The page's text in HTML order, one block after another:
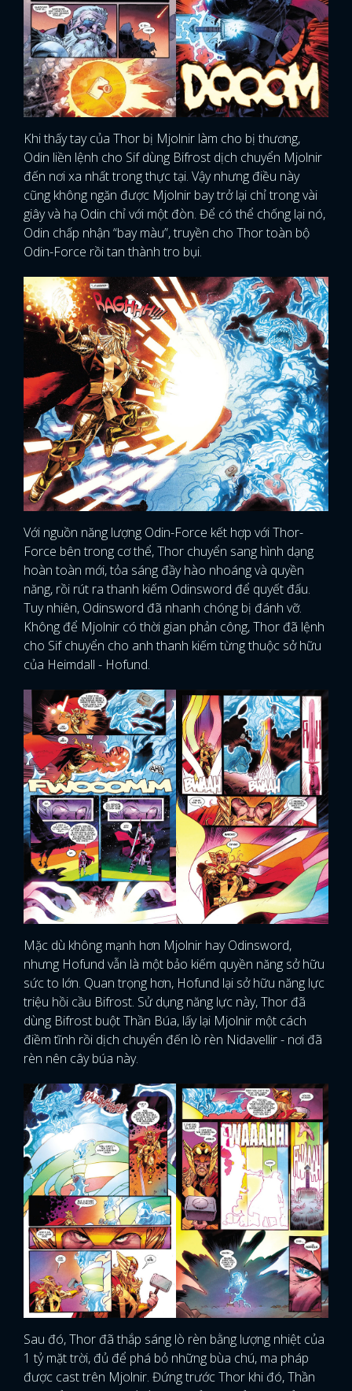
Khi thấy tay của Thor bị Mjolnir làm cho bị thương,
Odin liền lệnh cho Sif dùng Bifrost dịch chuyển Mjolnir
đến nơi xa nhất trong thực tại. Vậy nhưng điều này
cũng không ngăn được Mjolnir bay trở lại chỉ trong vài
giây và hạ Odin chỉ với một đòn. Để có thể chống lại nó,
Odin chấp nhận “bay màu”, truyền cho Thor toàn bộ
Odin-Force rồi tan thành tro bụi.
Với nguồn năng lượng Odin-Force kết hợp với Thor-
Force bên trong cơ thể, Thor chuyển sang hình dạng
hoàn toàn mới, tỏa sáng đầy hào nhoáng và quyền
năng, rồi rút ra thanh kiếm Odinsword để quyết đấu.
Tuy nhiên, Odinsword đã nhanh chóng bị đánh vỡ.
Không để Mjolnir có thời gian phản công, Thor đã lệnh
cho Sif chuyển cho anh thanh kiếm từng thuộc sở hữu
của Heimdall - Hofund.
Mặc dù không mạnh hơn Mjolnir hay Odinsword,
nhưng Hofund vẫn là một bảo kiếm quyền năng sở hữu
sức to lớn. Quan trọng hơn, Hofund lại sở hữu năng lực
triệu hồi cầu Bifrost. Sử dụng năng lực này, Thor đã
dùng Bifrost buột Thần Búa, lấy lại Mjolnir một cách
điềm tĩnh rồi dịch chuyển đến lò rèn Nidavellir - nơi đã
rèn nên cây búa này.
Sau đó, Thor đã thắp sáng lò rèn bằng lượng nhiệt của
1 tỷ mặt trời, đủ để phá bỏ những bùa chú, ma pháp
được cast trên Mjolnir. Đứng trước Thor khi đó, Thần